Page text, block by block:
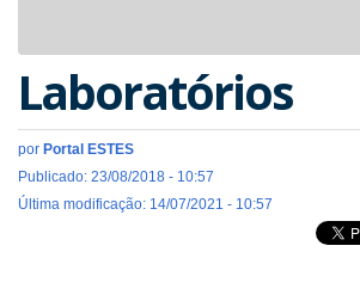
Laboratórios
por Portal ESTES
Publicado: 23/08/2018 - 10:57
Última modificação: 14/07/2021 - 10:57